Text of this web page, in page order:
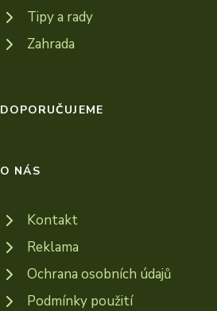
Tipy a rady
Zahrada
DOPORUČUJEME
O NÁS
Kontakt
Reklama
Ochrana osobních údajů
Podmínky použití